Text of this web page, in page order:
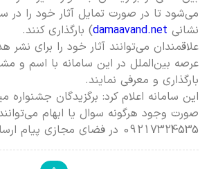
می‌شود تا در صورت تمایل آثار خود را در
نشانی damaavand.net) بارگذاری کنند.
علاقمندان می‌توانند آثار خود را برای نشر
عرصه بین‌الملل در این سامانه با اسم و
بارگذاری و معرفی نمایند.
این سامانه اعلام کرد: برگزیدگان جشنواره
صورت وجود هرگونه سوال یا ابهام
09217324535 در فضای مجازی پیام ارسال کنند.